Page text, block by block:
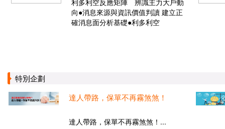
利多利空反應矩陣 辨識主力大戶動
向●消息來源與資訊價值判讀 建立正
確消息面分析基礎●利多利空
特別企劃
達人帶路，保單不再霧煞煞！
達人帶路，保單不再霧煞煞！...